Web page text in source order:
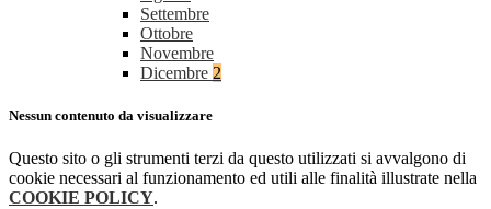
Settembre
Ottobre
Novembre
Dicembre 2
Nessun contenuto da visualizzare
Questo sito o gli strumenti terzi da questo utilizzati si avvalgono di
cookie necessari al funzionamento ed utili alle finalità illustrate nella
COOKIE POLICY.